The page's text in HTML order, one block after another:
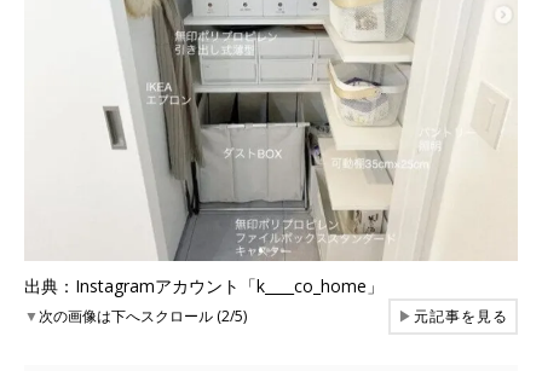
出典：Instagramアカウント「k____co_home」
▼次の画像は下へスクロール (2/5) ▶元記事を見る